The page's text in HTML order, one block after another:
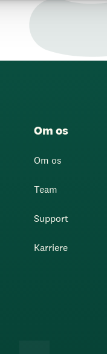
Om os
Om os
Team
Support
Karriere